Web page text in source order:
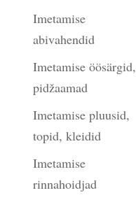
Imetamise
abivahendid
Imetamise öösärgid,
pidžaamad
Imetamise pluusid,
topid, kleidid
Imetamise
rinnahoidjad